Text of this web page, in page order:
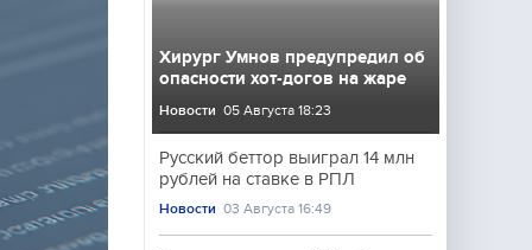
Хирург Умнов предупредил об
опасности хот-догов на жаре
Новости 05 Августа 18:23
Русский беттор выиграл 14 млн
рублей на ставке в РПЛ
Новости 03 Августа 16:49